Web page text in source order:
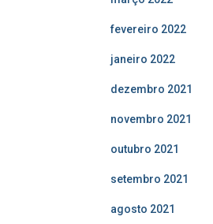
fevereiro 2022
janeiro 2022
dezembro 2021
novembro 2021
outubro 2021
setembro 2021
agosto 2021